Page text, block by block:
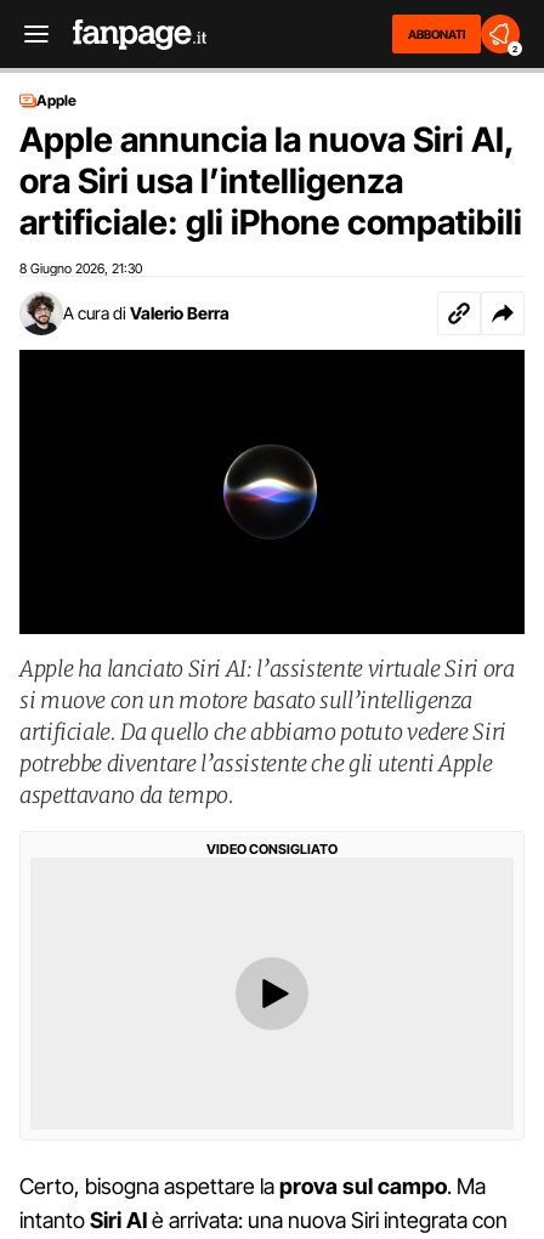
ABBONATI
2
Apple
Apple annuncia la nuova Siri AI,
ora Siri usa l’intelligenza
artificiale: gli iPhone compatibili
8 Giugno 2026 21:30
A cura di Valerio Berra
Apple ha lanciato Siri AI: l’assistente virtuale Siri ora
si muove con un motore basato sull’intelligenza
artificiale. Da quello che abbiamo potuto vedere Siri
potrebbe diventare l’assistente che gli utenti Apple
aspettavano da tempo.
VIDEO CONSIGLIATO
Certo, bisogna aspettare laprova sul campo. Ma
intantoSiri AIè arrivata: una nuova Siri integrata con